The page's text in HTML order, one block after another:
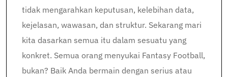
tidak mengarahkan keputusan, kelebihan data,
kejelasan, wawasan, dan struktur. Sekarang mari
kita dasarkan semua itu dalam sesuatu yang
konkret. Semua orang menyukai Fantasy Football,
bukan? Baik Anda bermain dengan serius atau